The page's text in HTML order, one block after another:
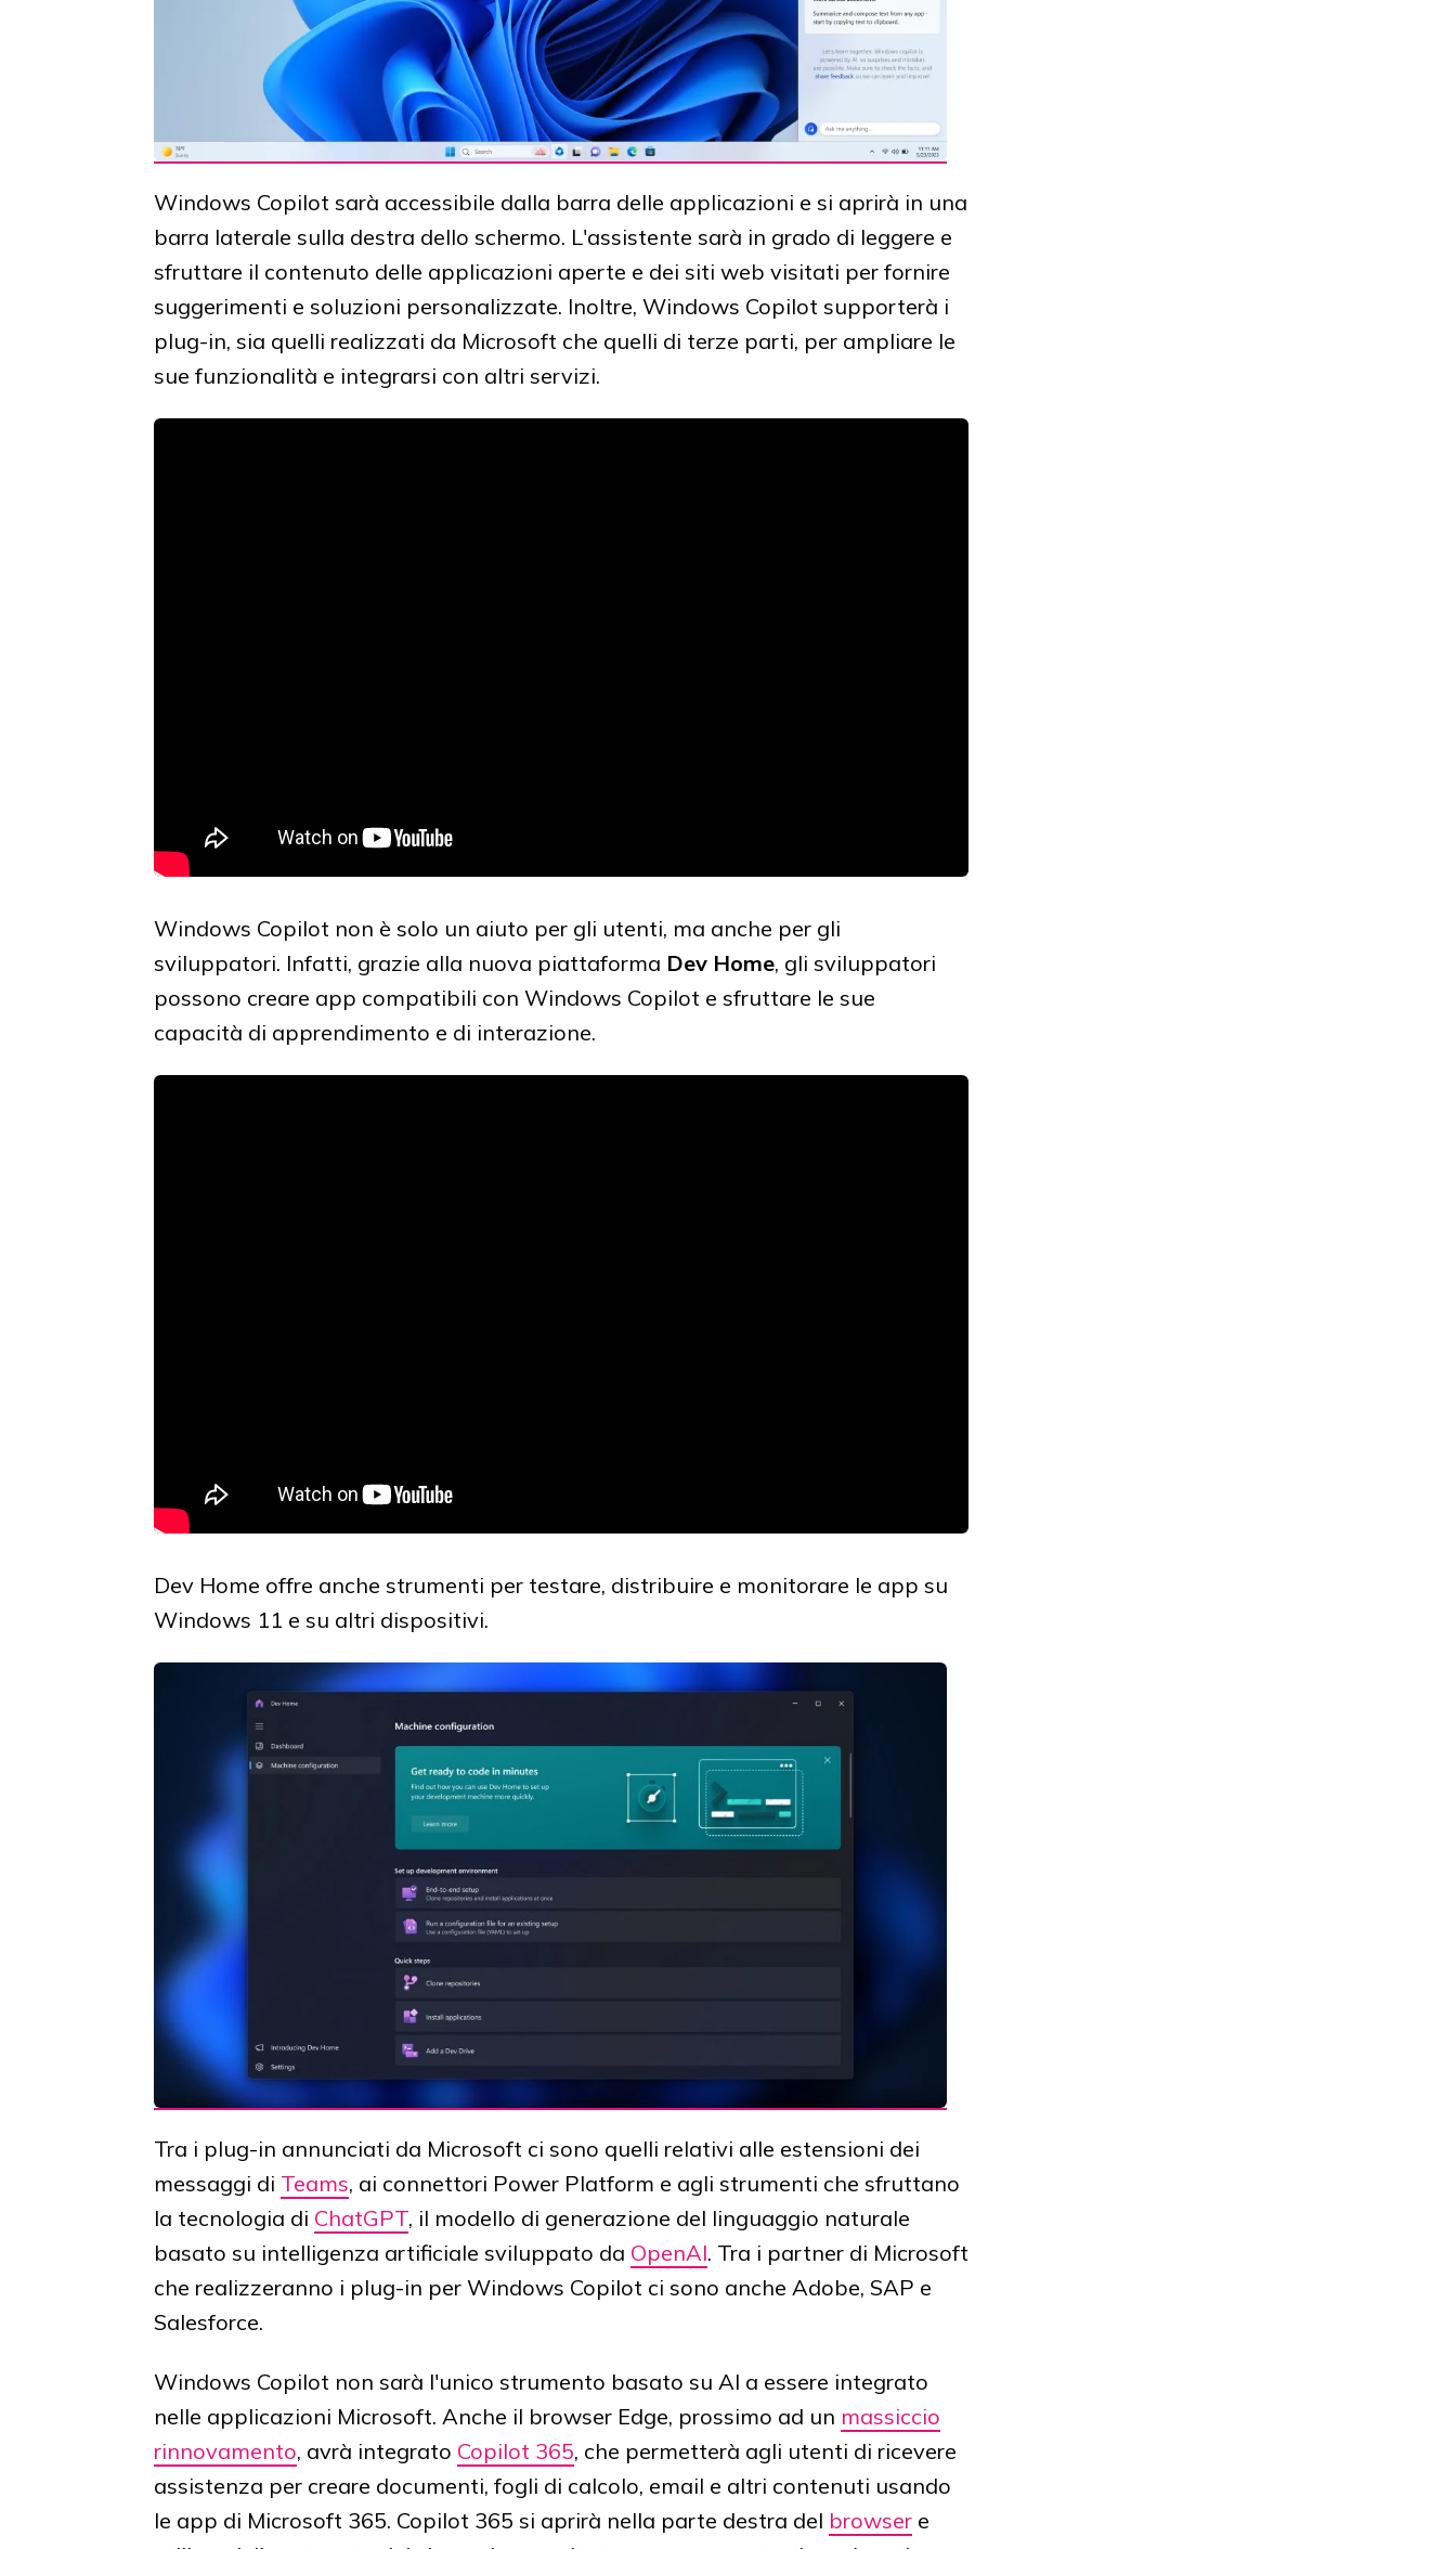
Windows Copilot sarà accessibile dalla barra delle applicazioni e si aprirà in una
barra laterale sulla destra dello schermo. L'assistente sarà in grado di leggere e
sfruttare il contenuto delle applicazioni aperte e dei siti web visitati per fornire
suggerimenti e soluzioni personalizzate. Inoltre, Windows Copilot supporterà i
plug-in, sia quelli realizzati da Microsoft che quelli di terze parti, per ampliare le
sue funzionalità e integrarsi con altri servizi.
Windows Copilot non è solo un aiuto per gli utenti, ma anche per gli
sviluppatori. Infatti, grazie alla nuova piattaforma Dev Home, gli sviluppatori
possono creare app compatibili con Windows Copilot e sfruttare le sue
capacità di apprendimento e di interazione.
Dev Home offre anche strumenti per testare, distribuire e monitorare le app su
Windows 11 e su altri dispositivi.
Tra i plug-in annunciati da Microsoft ci sono quelli relativi alle estensioni dei
messaggi di Teams, ai connettori Power Platform e agli strumenti che sfruttano
la tecnologia di ChatGPT, il modello di generazione del linguaggio naturale
basato su intelligenza artificiale sviluppato da OpenAI. Tra i partner di Microsoft
che realizzeranno i plug-in per Windows Copilot ci sono anche Adobe, SAP e
Salesforce.
Windows Copilot non sarà l'unico strumento basato su AI a essere integrato
nelle applicazioni Microsoft. Anche il browser Edge, prossimo ad un massiccio
rinnovamento, avrà integrato Copilot 365, che permetterà agli utenti di ricevere
assistenza per creare documenti, fogli di calcolo, email e altri contenuti usando
le app di Microsoft 365. Copilot 365 si aprirà nella parte destra del browser e